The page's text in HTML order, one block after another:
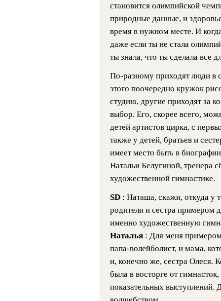
становится олимпийской
природные данные, и
время в нужном месте. И
даже если ты не стала
ты знала, что ты сделала все
По-разному приходят люди в
этого поочередно кружок
студию, другие приходят за
выбор. Его, скорее всего,
детей артистов цирка, с
также у детей, братьев и
имеет место быть в
Натальи Белугиной, тренера
художественной гимнастике.
SD : Наташа, скажи, откуда у
родители и сестра примером
именно художественную
Наталья : Для меня
папа-волейболист, и мама,
и, конечно же, сестра Олеся.
была в восторге от
показательных выступлений.